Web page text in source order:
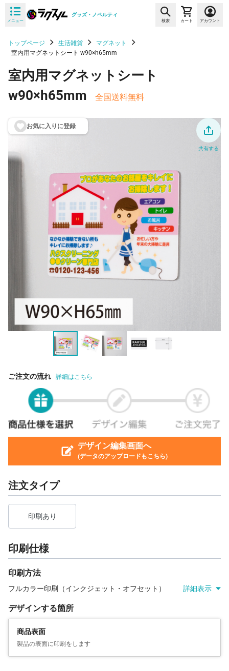
メニュー
グッズ・ノベルティ
検索 カート アカウント
トップページ 生活雑貨
マグネット
室内用マグネットシート w90×h65mm
室内用マグネットシート
w90×h65mm
全国送料無料
お気に入りに登録
共有する
ご注文の流れ 詳細はこちら
デザイン編集画面へ
(データのアップロードもこちら)
注文タイプ
印刷あり
印刷仕様
印刷方法
フルカラー印刷（インクジェット・オフセット） 詳細表示
デザインする箇所
商品表面
製品の表面に印刷をします